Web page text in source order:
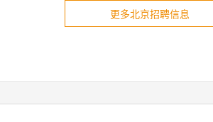
更多北京招聘信息